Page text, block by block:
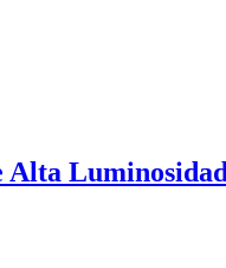
Luminosidad